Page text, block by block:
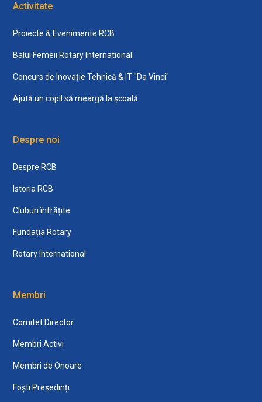
Activitate
Proiecte & Evenimente RCB
Balul Femeii Rotary International
Concurs de Inovație Tehnică & IT "Da Vinci"
Ajută un copil să meargă la școală
Despre noi
Despre RCB
Istoria RCB
Cluburi înfrățite
Fundația Rotary
Rotary International
Membri
Comitet Director
Membri Activi
Membri de Onoare
Foști Președinți